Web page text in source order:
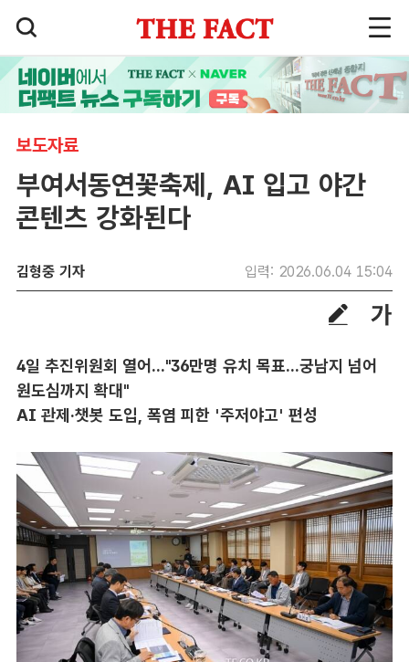
보도자료
부여서동연꽃축제, AI 입고 야간
콘텐츠 강화된다
김형중 기자 입력: 2026.06.04 15:04
4일 추진위원회 열어..."36만명 유치 목표...궁남지 넘어
원도심까지 확대"
AI 관제·챗봇 도입, 폭염 피한 '주저야고' 편성